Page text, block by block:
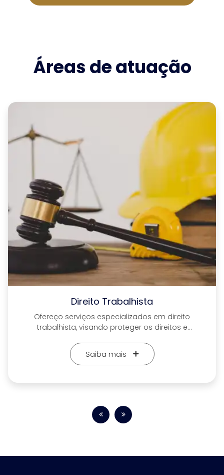
Áreas de atuação
Direito Trabalhista
Ofereço serviços especializados em direito
trabalhista, visando proteger os direitos e
Forneço orientação precisa em questões
contratuais, rescisões, e litígios, garantindo
Saiba mais
Sair